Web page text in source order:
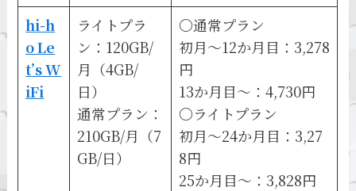
hi-h
o Le
t’s W
iFi
ライトプラ
ン：120GB/
月（4GB/
日）
通常プラン：
210GB/月（7
GB/日）
〇通常プラン
初月～12か月目：3,278
円
13か月目～：4,730円
〇ライトプラン
初月～24か月目：3,27
8円
25か月目～：3,828円